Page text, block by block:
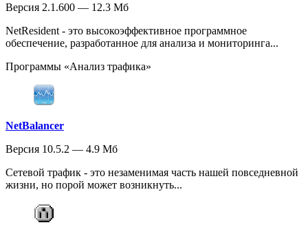
Версия 2.1.600 — 12.3 Мб
NetResident - это высокоэффективное программное
обеспечение, разработанное для анализа и мониторинга...
Программы «Анализ трафика»
NetBalancer
Версия 10.5.2 — 4.9 Мб
Сетевой трафик - это незаменимая часть нашей повседневной
жизни, но порой может возникнуть...